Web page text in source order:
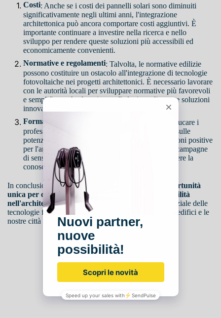
Costi: Anche se i costi dei pannelli solari sono diminuiti
significativamente negli ultimi anni, l'integrazione
architettonica può ancora comportare costi aggiuntivi. È
importante continuare a investire nella ricerca e nello
sviluppo per rendere queste soluzioni più accessibili ed
economicamente convenienti.
Normative e regolamenti: Talvolta, le normative edilizie
possono costituire un ostacolo all'integrazione di tecnologie
fotovoltaiche nei progetti architettonici. È necessario lavorare
con le autorità locali per sviluppare normative più favorevoli
e semplificate che favoriscano l'adozione di queste soluzioni
innovative.
Formazione e sensibilizzazione
: È importante educare i
professionisti del settore e il pubblico in generale sulle
potenzialità del design solare e sulle sue implicazioni positive
per l'ambiente e la società. Workshop, seminari e campagne
di sensibilizzazione possono contribuire a diffondere la
conoscenza su questa pratica.
In conclusione,
il design solare rappresenta un'opportunità
unica per coniugare estetica, funzionalità e sostenibilità
nell'architettura contemporanea.
Sfruttando il potenziale delle
tecnologie fotovoltaiche, possiamo trasformare i nostri edifici e le
nostre città in luoghi più belli, efficienti ed ecologici.